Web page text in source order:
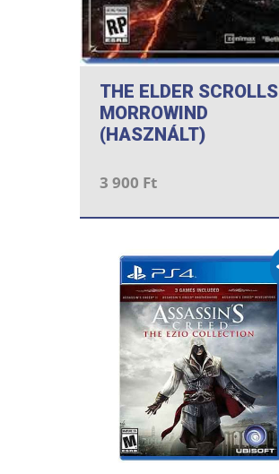
THE ELDER SCROLLS
MORROWIND
(HASZNÁLT)
3 900 Ft